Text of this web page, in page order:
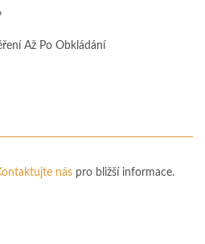
Až Po Obkládání
nás pro bližší informace.